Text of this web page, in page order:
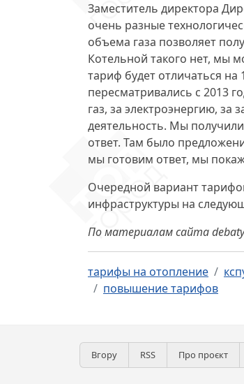
Заместитель директора
очень разные
объема газа позволяет
Котельной такого нет, мы
тариф будет отличаться
пересматривались с 2013
газ, за электроэнергию,
деятельность. Мы
ответ. Там было
мы готовим ответ, мы
Очередной вариант
инфраструктуры на
По материалам сайта
тарифы на отопление
повышение тарифов
Вгору RSS Про проєкт